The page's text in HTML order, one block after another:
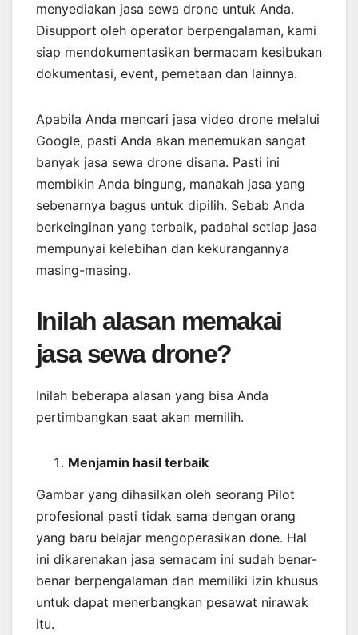
menyediakan jasa sewa drone untuk Anda.
Disupport oleh operator berpengalaman, kami
siap mendokumentasikan bermacam kesibukan
dokumentasi, event, pemetaan dan lainnya.
Apabila Anda mencari jasa video drone melalui
Google, pasti Anda akan menemukan sangat
banyak jasa sewa drone disana. Pasti ini
membikin Anda bingung, manakah jasa yang
sebenarnya bagus untuk dipilih. Sebab Anda
berkeinginan yang terbaik, padahal setiap jasa
mempunyai kelebihan dan kekurangannya
masing-masing.
Inilah alasan memakai
jasa sewa drone?
Inilah beberapa alasan yang bisa Anda
pertimbangkan saat akan memilih.
Menjamin hasil terbaik
Gambar yang dihasilkan oleh seorang Pilot
profesional pasti tidak sama dengan orang
yang baru belajar mengoperasikan done. Hal
ini dikarenakan jasa semacam ini sudah benar-
benar berpengalaman dan memiliki izin khusus
untuk dapat menerbangkan pesawat nirawak
itu.